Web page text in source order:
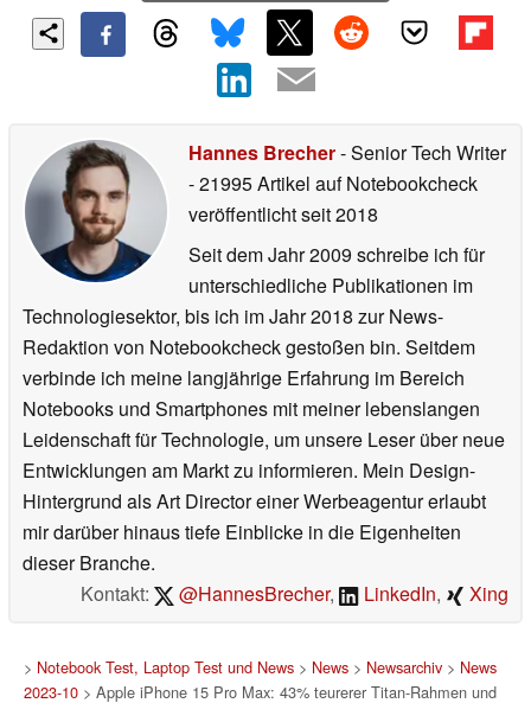
Hannes Brecher- Senior Tech Writer
- 21995 Artikel auf Notebookcheck
veröffentlichtseit 2018
Seit dem Jahr 2009 schreibe ich für
unterschiedliche Publikationen im
Technologiesektor, bis ich im Jahr 2018 zur News-
Redaktion von Notebookcheck gestoßen bin. Seitdem
verbinde ich meine langjährige Erfahrung im Bereich
Notebooks und Smartphones mit meiner lebenslangen
Leidenschaft für Technologie, um unsere Leser über neue
Entwicklungen am Markt zu informieren. Mein Design-
Hintergrund als Art Director einer Werbeagentur erlaubt
mir darüber hinaus tiefe Einblicke in die Eigenheiten
dieser Branche.
Kontakt:
@HannesBrecher, LinkedIn, Xing
> Notebook Test, Laptop Test und News> News> Newsarchiv> News
2023-10> Apple iPhone 15 Pro Max: 43% teurerer Titan-Rahmen und